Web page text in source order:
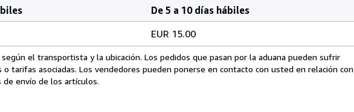
De 5 a 10 días hábiles
EUR 15.00
el transportista y la ubicación. Los pedidos que pasan por la aduana pueden sufrir
tarifas asociadas. Los vendedores pueden ponerse en contacto con usted en relación con
de envío de los artículos.